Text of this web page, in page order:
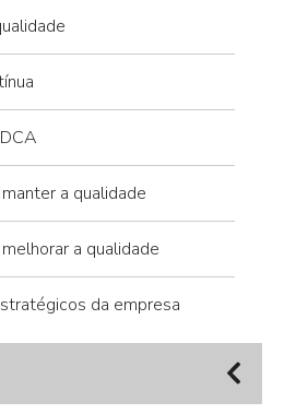
a qualidade
a qualidade
da empresa